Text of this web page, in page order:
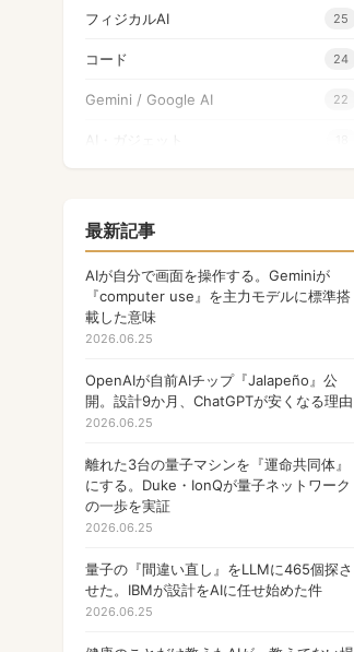
フィジカルAI 25
コード 24
Gemini / Google AI 22
AI・ガジェット
Apple
OpenAI 17
PHP
Gamefi
ウォレット
Anthropic
マルチバイト文字列
国内ガジェット新発売
最新記事
AIが自分で画面を操作する。Geminiが
『computer use』を主力モデルに標準搭
載した意味
2026.06.25
OpenAIが自前AIチップ『Jalapeño』公
開。設計9か月、ChatGPTが安くなる理由
2026.06.25
離れた3台の量子マシンを『運命共同体』
にする。Duke・IonQが量子ネットワーク
の一歩を実証
2026.06.25
量子の『間違い直し』をLLMに465個探さ
せた。IBMが設計をAIに任せ始めた件
2026.06.25